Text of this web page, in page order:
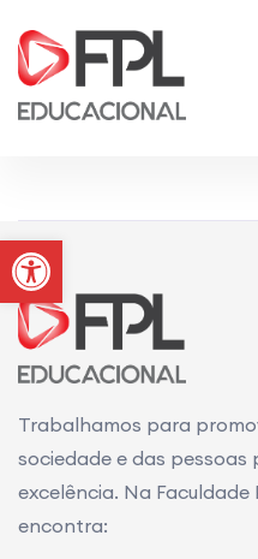
Abrir a barra de ferramentas
Sem
Trabalhamos para
sociedade e das pessoas
excelência. Na
encontra: